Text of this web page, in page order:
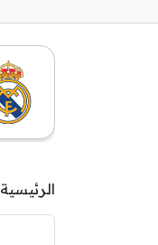
الرئيسية